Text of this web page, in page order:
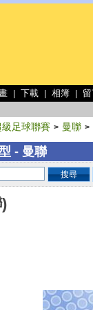
下載 相簿
足球聯賽 > 曼聯 >
- 曼聯
搜尋